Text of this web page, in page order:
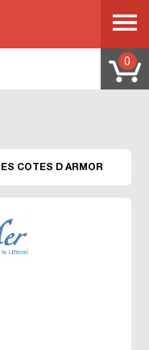
immobili&eagrave;res
D ARMOR 0
COTES D ARMOR